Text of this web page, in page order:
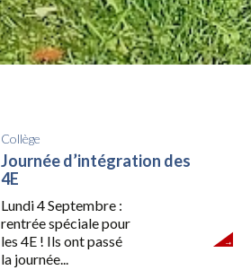
Collège
Journée d’intégration des
4E
Lundi 4 Septembre :
rentrée spéciale pour
les 4E ! Ils ont passé
la journée...